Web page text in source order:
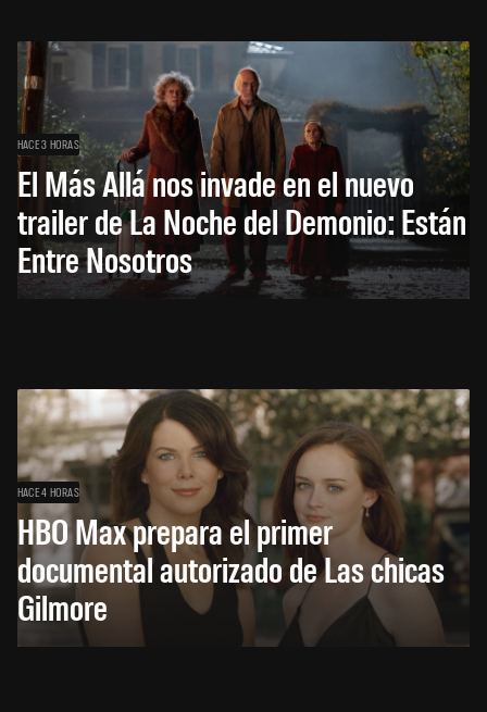
HACE 3 HORAS
El Más Allá nos invade en el nuevo
trailer de La Noche del Demonio: Están
Entre Nosotros
HACE 4 HORAS
HBO Max prepara el primer
documental autorizado de Las chicas
Gilmore